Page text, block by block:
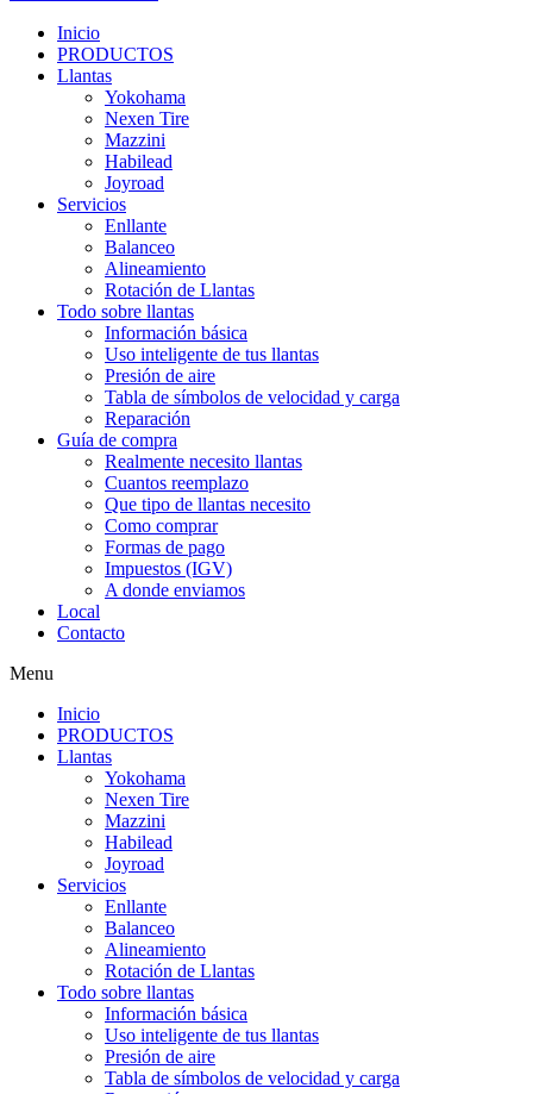
Inicio
PRODUCTOS
Llantas
Yokohama
Nexen Tire
Mazzini
Habilead
Joyroad
Servicios
Enllante
Balanceo
Alineamiento
Rotación de Llantas
Todo sobre llantas
Información básica
Uso inteligente de tus llantas
Presión de aire
Tabla de símbolos de velocidad y carga
Reparación
Guía de compra
Realmente necesito llantas
Cuantos reemplazo
Que tipo de llantas necesito
Como comprar
Formas de pago
Impuestos (IGV)
A donde enviamos
Local
Contacto
Menu
Inicio
PRODUCTOS
Llantas
Yokohama
Nexen Tire
Mazzini
Habilead
Joyroad
Servicios
Enllante
Balanceo
Alineamiento
Rotación de Llantas
Todo sobre llantas
Información básica
Uso inteligente de tus llantas
Presión de aire
Tabla de símbolos de velocidad y carga